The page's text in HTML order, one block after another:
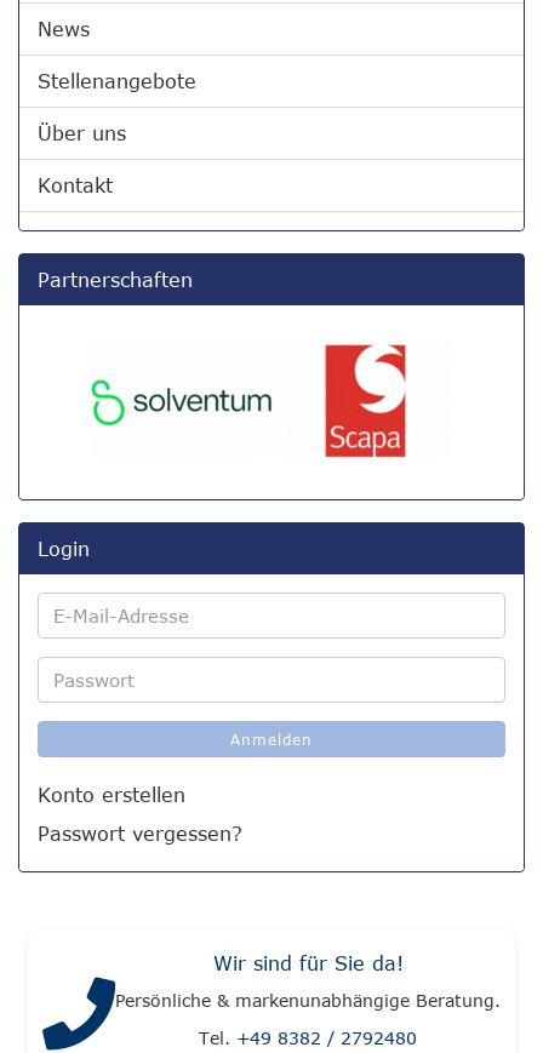
News
Stellenangebote
Über uns
Kontakt
Partnerschaften
Login
E-
Mail-
Passwort
Anmelden
Konto erstellen
Passwort vergessen?
Wir sind für Sie da!
Persönliche & markenunabhängige Beratung.
Tel. +49 8382 / 2792480